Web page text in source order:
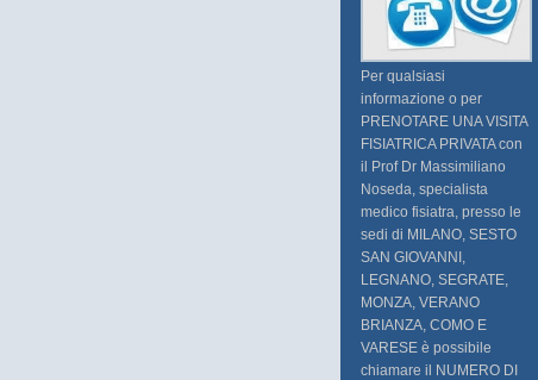
Per qualsiasi
informazione o per
PRENOTARE UNA VISITA
FISIATRICA PRIVATA con
il Prof Dr Massimiliano
Noseda, specialista
medico fisiatra, presso le
sedi di MILANO, SESTO
SAN GIOVANNI,
LEGNANO, SEGRATE,
MONZA, VERANO
BRIANZA, COMO E
VARESE è possibile
chiamare il NUMERO DI